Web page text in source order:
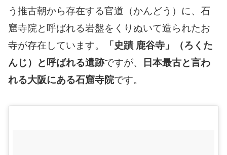
う推古朝から存在する官道（かんどう）に、石
窟寺院と呼ばれる岩盤をくりぬいて造られたお
寺が存在しています。
「史蹟 鹿谷寺」（ろくた
んじ）と呼ばれる遺跡ですが、
日本最古と言わ
れる大阪にある石窟寺院です。